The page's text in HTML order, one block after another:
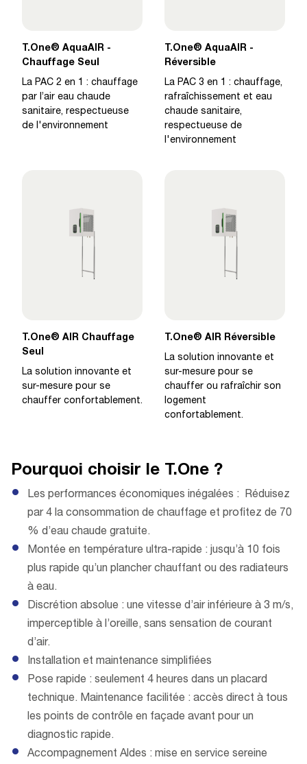
T.One® AquaAIR -
Chauffage Seul
La PAC 2 en 1 : chauffage
par l’air eau chaude
sanitaire, respectueuse
de l'environnement
T.One® AquaAIR -
Réversible
La PAC 3 en 1 : chauffage,
rafraîchissement et eau
chaude sanitaire,
respectueuse de
l'environnement
T.One® AIR Chauffage
Seul
La solution innovante et
sur-mesure pour se
chauffer confortablement.
T.One® AIR Réversible
La solution innovante et
sur-mesure pour se
chauffer ou rafraîchir son
logement
confortablement.
Pourquoi choisir le T.One ?
Les performances économiques inégalées : Réduisez
par 4 la consommation de chauffage et profitez de 70
% d’eau chaude gratuite.
Montée en température ultra-rapide : jusqu’à 10 fois
plus rapide qu’un plancher chauffant ou des radiateurs
à eau.
Discrétion absolue : une vitesse d’air inférieure à 3 m/s,
imperceptible à l’oreille, sans sensation de courant
d’air.
Installation et maintenance simplifiées
Pose rapide : seulement 4 heures dans un placard
technique. Maintenance facilitée : accès direct à tous
les points de contrôle en façade avant pour un
diagnostic rapide.
Accompagnement Aldes : mise en service sereine